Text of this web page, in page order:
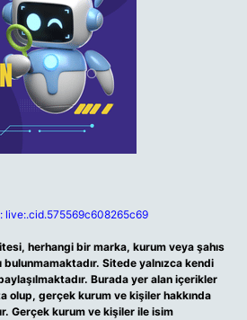
live:.cid.575569c608265c69
herhangi bir marka, kurum veya şahıs
Sitede yalnızca kendi
Burada yer alan içerikler
olup, gerçek kurum ve kişiler hakkında
Gerçek kurum ve kişiler ile isim